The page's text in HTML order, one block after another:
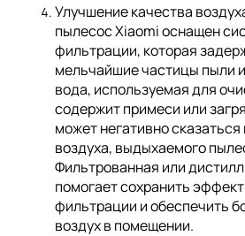
Улучшение качества
пылесос Xiaomi оснащен
фильтрации, которая
мельчайшие частицы пыли
вода, используемая для
содержит примеси или
может негативно сказаться
воздуха, выдыхаемого
Фильтрованная или
помогает сохранить
фильтрации и обеспечить
воздух в помещении.